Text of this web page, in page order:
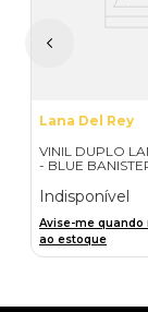
Lana Del Rey
VINIL DUPLO
- BLUE
- IMPORTADO
Indisponível
Avise-me quando
ao estoque